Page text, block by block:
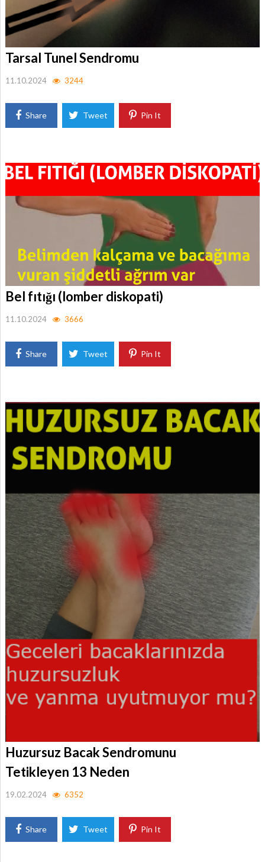
Tarsal Tunel Sendromu
11.10.2024 3244
Share Tweet Pin It
Bel fıtığı (lomber diskopati)
11.10.2024 3666
Share Tweet Pin It
Huzursuz Bacak Sendromunu
Tetikleyen 13 Neden
19.02.2024 6352
Share Tweet Pin It